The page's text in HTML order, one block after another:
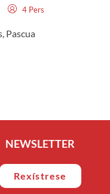
4 Pers
, Pascua
NEWSLETTER
Rexístrese